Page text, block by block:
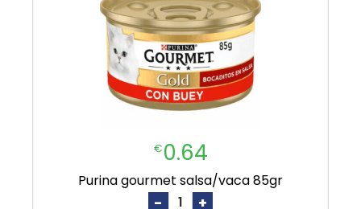
€0.64
purina gourmet salsa/vaca 85gr
- +